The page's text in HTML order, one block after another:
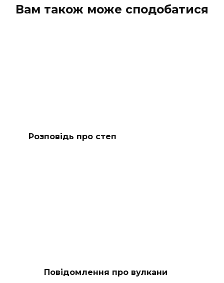
Вам також може сподобатися
Розповідь про степ
Повідомлення про вулкани